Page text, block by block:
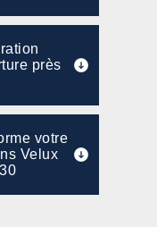
près
votre
Velux